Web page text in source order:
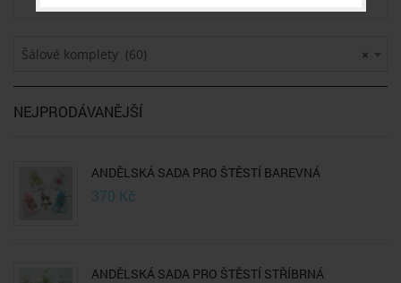
×
Šálové komplety (60)
NEJPRODÁVANĚJŠÍ
ANDĚLSKÁ SADA PRO ŠTĚSTÍ BAREVNÁ
370 Kč
ANDĚLSKÁ SADA PRO ŠTĚSTÍ STŘÍBRNÁ